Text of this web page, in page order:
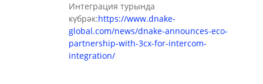
Интеграция турында
күбрәк:https://www.dnake-
global.com/news/dnake-announces-eco-
partnership-with-3cx-for-intercom-
integration/